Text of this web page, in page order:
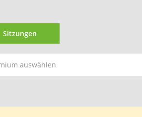
Sitzungen
auswählen